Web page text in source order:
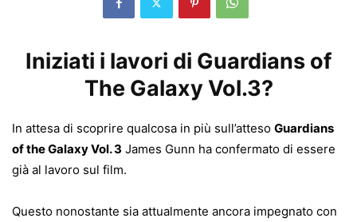
Iniziati i lavori di Guardians of
The Galaxy Vol.3?
In attesa di scoprire qualcosa in più sull’atteso Guardians
of the Galaxy Vol. 3 James Gunn ha confermato di essere
già al lavoro sul film.
Questo nonostante sia attualmente ancora impegnato con